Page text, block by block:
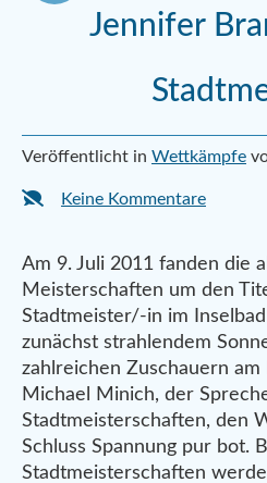
Jennifer
Veröffentlicht in Wettkämpfe
Keine Kommentare
Am 9. Juli 2011 fanden die
Meisterschaften um den
Stadtmeister/-in im
zunächst strahlendem
zahlreichen Zuschauern
Michael Minich, der
Stadtmeisterschaften, den
Schluss Spannung pur bot.
Stadtmeisterschaften